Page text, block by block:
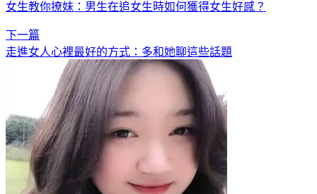
女生教你撩妹：男生在追女生時如何獲得女生好感？
下一篇
走進女人心裡最好的方式：多和她聊這些話題